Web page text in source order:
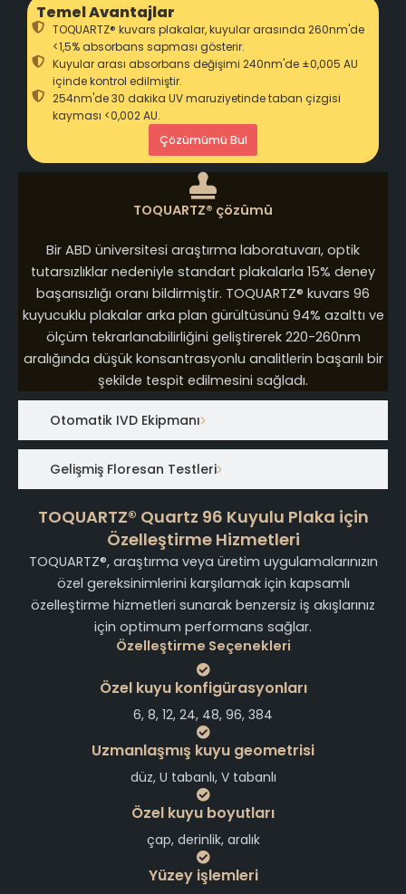
Otomatik IVD Ekipmanı
Gelişmiş Floresan Testleri
Temel Avantajlar
TOQUARTZ® kuvars plakalar, kuyular arasında 260nm'de
<1,5% absorbans sapması gösterir.
Kuyular arası absorbans değişimi 240nm'de ±0,005 AU
içinde kontrol edilmiştir.
254nm'de 30 dakika UV maruziyetinde taban çizgisi
kayması <0,002 AU.
Çözümümü Bul
TOQUARTZ® çözümü
Bir ABD üniversitesi araştırma laboratuvarı, optik
tutarsızlıklar nedeniyle standart plakalarla 15% deney
başarısızlığı oranı bildirmiştir. TOQUARTZ® kuvars 96
kuyucuklu plakalar arka plan gürültüsünü 94% azalttı ve
ölçüm tekrarlanabilirliğini geliştirerek 220-260nm
aralığında düşük konsantrasyonlu analitlerin başarılı bir
şekilde tespit edilmesini sağladı.
TOQUARTZ® Quartz 96 Kuyulu Plaka için
Özelleştirme Hizmetleri
TOQUARTZ®, araştırma veya üretim uygulamalarınızın
özel gereksinimlerini karşılamak için kapsamlı
özelleştirme hizmetleri sunarak benzersiz iş akışlarınız
için optimum performans sağlar.
Özelleştirme Seçenekleri
Özel kuyu konfigürasyonları
6, 8, 12, 24, 48, 96, 384
Uzmanlaşmış kuyu geometrisi
düz, U tabanlı, V tabanlı
Özel kuyu boyutları
çap, derinlik, aralık
Yüzey işlemleri